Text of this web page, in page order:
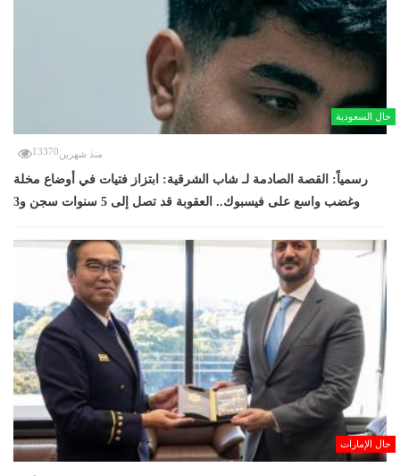
حال السعودية
منذ شهرين13370
رسمياً: القصة الصادمة لـ شاب الشرقية: ابتزاز فتيات في أوضاع مخلة
وغضب واسع على فيسبوك.. العقوبة قد تصل إلى 5 سنوات سجن و3
حال الإمارات